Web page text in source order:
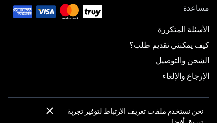
مساعدة
الأسئلة المتكررة
كيف يمكنني تقديم طلب؟
الشحن والتوصيل
الإرجاع والإلغاء
نحن نستخدم ملفات تعريف الارتباط لتوفير تجربة